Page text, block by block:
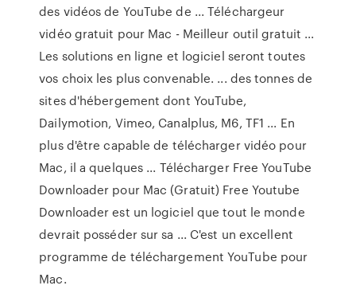
des vidéos de YouTube de ... Téléchargeur
vidéo gratuit pour Mac - Meilleur outil gratuit ...
Les solutions en ligne et logiciel seront toutes
vos choix les plus convenable. ... des tonnes de
sites d'hébergement dont YouTube,
Dailymotion, Vimeo, Canalplus, M6, TF1 ... En
plus d'être capable de télécharger vidéo pour
Mac, il a quelques ... Télécharger Free YouTube
Downloader pour Mac (Gratuit) Free Youtube
Downloader est un logiciel que tout le monde
devrait posséder sur sa ... C'est un excellent
programme de téléchargement YouTube pour
Mac.